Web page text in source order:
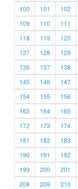
100
101 102
109
110 111
118
119 120
127
128 129
136
137 138
145
146 147
154
155 156
163
164 165
172
173 174
181
182 183
190
191 192
199
200 201
208
209 210